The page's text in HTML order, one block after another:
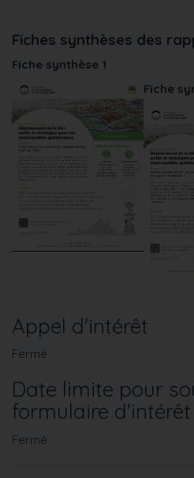
Fiches synthèses des
Fiche synthèse 1
Fiche
Appel d'intérêt
Fermé
Date limite pour
formulaire d'intérêt
Fermé